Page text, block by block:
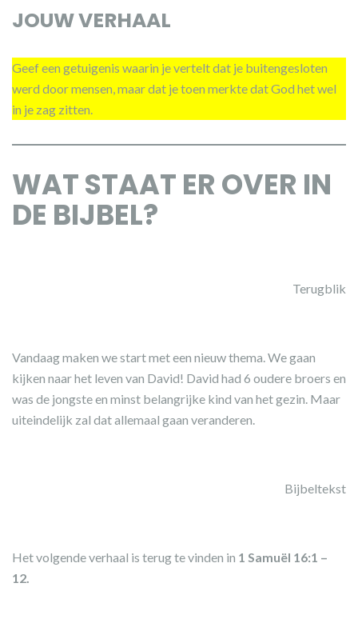
JOUW VERHAAL
Geef een getuigenis waarin je vertelt dat je buitengesloten
werd door mensen, maar dat je toen merkte dat God het wel
in je zag zitten.
WAT STAAT ER OVER IN
DE BIJBEL?
Terugblik
Vandaag maken we start met een nieuw thema. We gaan
kijken naar het leven van David! David had 6 oudere broers en
was de jongste en minst belangrijke kind van het gezin. Maar
uiteindelijk zal dat allemaal gaan veranderen.
Bijbeltekst
Het volgende verhaal is terug te vinden in 1 Samuël 16:1 –
12.